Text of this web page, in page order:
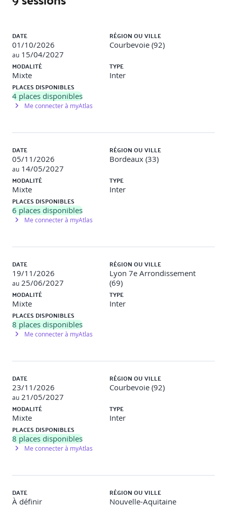
environnementaux, territoriaux), piste d’intégration dans
les outils de pilotage
J4 et J5 : Session en présentiel (14h)
Présentation de la structure du Bilan et du Compte de
Présentation et interprétation des soldes intermédiaires de
gestion (SIG) : Production, Valeur Ajoutée, EBE, REX,
Résultat Net
Notion de charges calculées, provisions, amortissements,
calcul de la CAF, retraitements et leurs impacts sur le
résultat
Identifier les indicateurs de rentabilité, de solidité
Passage du Bilan Comptable au Bilan Fonctionnel et
calcul du FRNG, BFRG et Trésorerie Nette
Interprétation des équilibres financiers et structure du
Tableau de Financement
financement et notion de Cash-Flow
Interprétation globale et présentation des indicateurs de
rentabilité, liquidité, solvabilité, rotation, autonomie
financière, productivité, performance
Webinaire 1 : classe virtuelle (1h30)« Cadrage projet
DATE
01/10/2026
au 15/04/2027
RÉGION OU VILLE
Courbevoie (92)
MODALITÉ
Mixte
TYPE
Inter
PLACES DISPONIBLES
4 places disponibles
Me connecter à myAtlas
DATE
05/11/2026
au 14/05/2027
RÉGION OU VILLE
Bordeaux (33)
MODALITÉ
Mixte
TYPE
Inter
PLACES DISPONIBLES
6 places disponibles
Me connecter à myAtlas
DATE
19/11/2026
au 25/06/2027
RÉGION OU VILLE
Lyon 7e Arrondissement
(69)
MODALITÉ
Mixte
TYPE
Inter
PLACES DISPONIBLES
8 places disponibles
Me connecter à myAtlas
DATE
23/11/2026
au 21/05/2027
RÉGION OU VILLE
Courbevoie (92)
MODALITÉ
Mixte
TYPE
Inter
PLACES DISPONIBLES
8 places disponibles
Me connecter à myAtlas
DATE
À définir
RÉGION OU VILLE
Nouvelle-Aquitaine